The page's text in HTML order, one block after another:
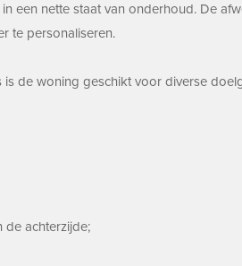
een nette staat van onderhoud. De
te personaliseren.
de woning geschikt voor diverse
de achterzijde;